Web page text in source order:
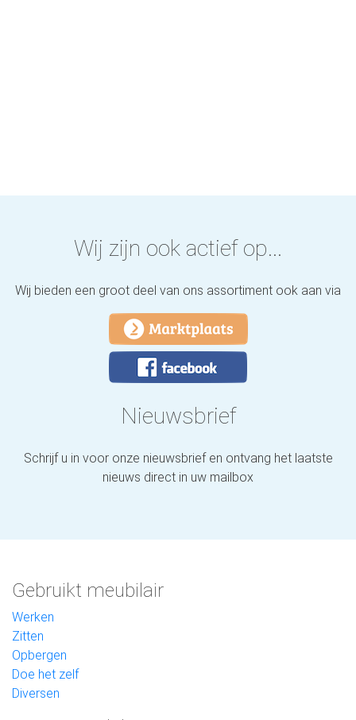
Wij zijn ook actief op...
Wij bieden een groot deel van ons assortiment ook aan via
Nieuwsbrief
Schrijf u in voor onze nieuwsbrief en ontvang het laatste
nieuws direct in uw mailbox
Gebruikt meubilair
Werken
Zitten
Opbergen
Doe het zelf
Diversen